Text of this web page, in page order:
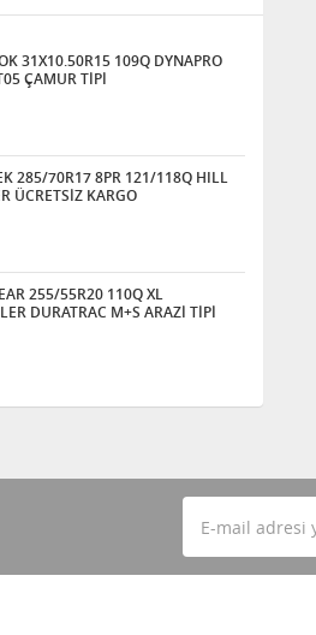
31X10.50R15 109Q DYNAPRO
ÇAMUR TİPİ
285/70R17 8PR 121/118Q HILL
ÜCRETSİZ KARGO
255/55R20 110Q XL
DURATRAC M+S ARAZİ TİPİ